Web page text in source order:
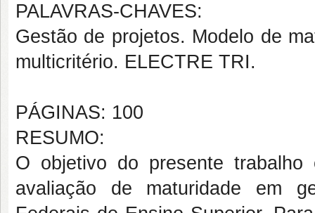
PALAVRAS-CHAVES:
Gestão de projetos. Modelo de
multicritério. ELECTRE TRI.
PÁGINAS: 100
RESUMO:
O objetivo do presente trabalho
avaliação de maturidade em